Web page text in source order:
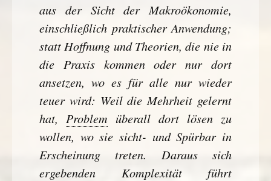
aus der Sicht der Makroökonomie,
einschließlich praktischer Anwendung;
statt Hoffnung und Theorien, die nie in
die Praxis kommen oder nur dort
ansetzen, wo es für alle nur wieder
teuer wird: Weil die Mehrheit gelernt
hat, Problem überall dort lösen zu
wollen, wo sie sicht- und Spürbar in
Erscheinung treten. Daraus sich
ergebenden Komplexität führt